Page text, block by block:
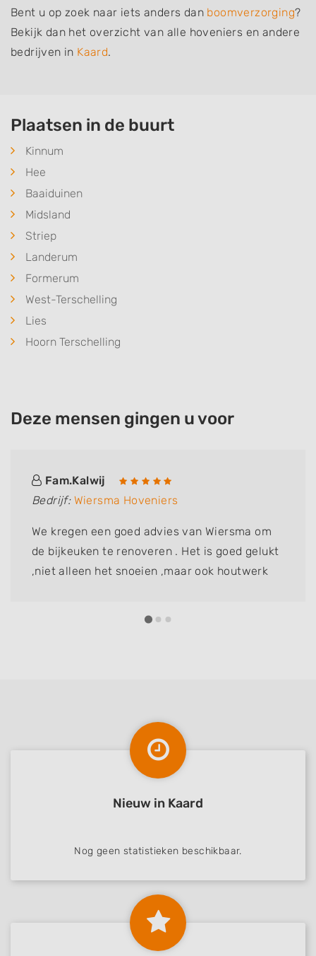
Bent u op zoek naar iets anders dan boomverzorging?
Bekijk dan het overzicht van alle hoveniers en andere
bedrijven in Kaard.
Plaatsen in de buurt
Kinnum
Hee
Baaiduinen
Midsland
Striep
Landerum
Formerum
West-Terschelling
Lies
Hoorn Terschelling
Deze mensen gingen u voor
Fam.Kalwij
Bedrijf: Wiersma Hoveniers
We kregen een goed advies van Wiersma om
de bijkeuken te renoveren . Het is goed gelukt
,niet alleen het snoeien ,maar ook houtwerk
Nieuw in Kaard
Nog geen statistieken beschikbaar.